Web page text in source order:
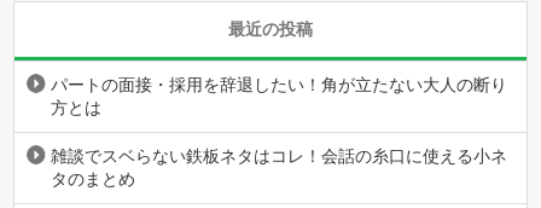
最近の投稿
パートの面接・採用を辞退したい！角が立たない大人の断り
方とは
雑談でスベらない鉄板ネタはコレ！会話の糸口に使える小ネ
タのまとめ